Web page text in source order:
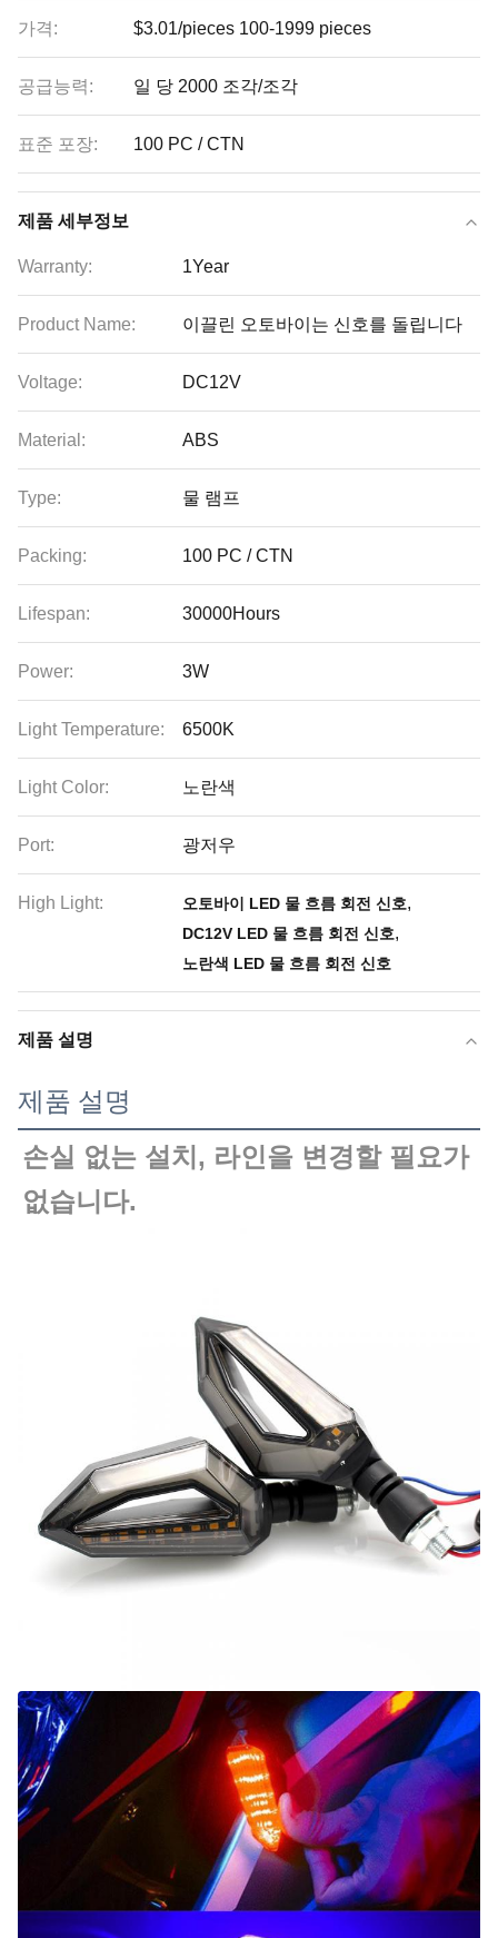
가격: $3.01/pieces 100-1999 pieces
공급능력: 일 당 2000 조각/조각
표준 포장: 100 PC / CTN
제품 세부정보
Warranty: 1Year
Product Name: 이끌린 오토바이는 신호를 돌립니다
Voltage: DC12V
Material: ABS
Type: 물 램프
Packing: 100 PC / CTN
Lifespan: 30000Hours
Power: 3W
Light Temperature: 6500K
Light Color: 노란색
Port: 광저우
High Light: 오토바이 LED 물 흐름 회전 신호,
DC12V LED 물 흐름 회전 신호,
노란색 LED 물 흐름 회전 신호
제품 설명
제품 설명
손실 없는 설치, 라인을 변경할 필요가
없습니다.